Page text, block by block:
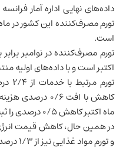
داده‌های نهایی اداره آمارفرانسه
تورم مصرف‌کننده این کشور در ماه
است.
اکتبر است و با داده‌های اولیه
کاهش با افت ۰/
ماه اکتبر کاهش ۰/۵ درصدی را ثبت کرده بودند.
و تورم مواد غذایی نیز از ۱/۳ درصد به ۱/۴ درصد افزایش جزئی داشت.